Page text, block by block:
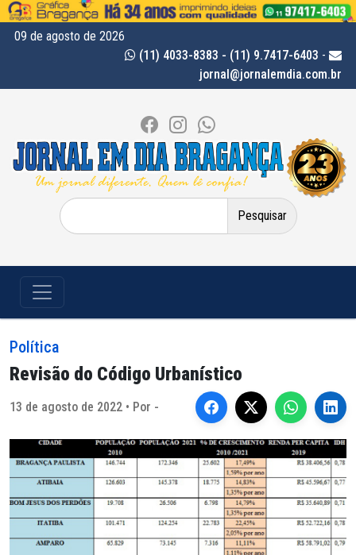
09 de agosto de 2026
(11) 4033-8383 - (11) 9.7417-6403 -
jornal@jornalemdia.com.br
Pesquisar
por:
Política
Revisão do Código Urbanístico
13 de agosto de 2022 • Por -